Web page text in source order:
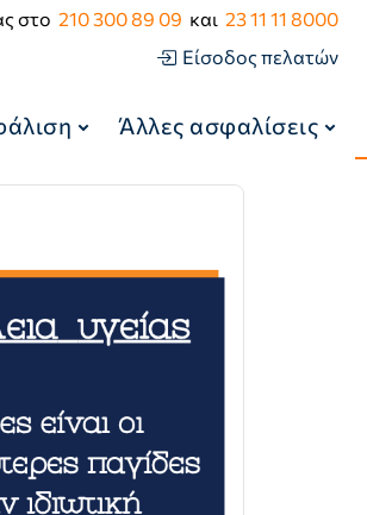
στο 210 300 89 09 και 23 11 11 8000
Είσοδος πελατών
Άλλες ασφαλίσεις